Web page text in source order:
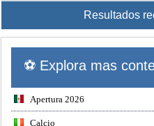
Resultados
⚽ Explora mas
Apertura 2026
Calcio